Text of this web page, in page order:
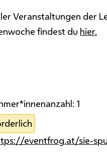
Veranstaltungen der
findest du hier.
1
eventfrog.at/sie-